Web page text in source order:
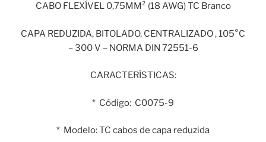
CABO FLEXÍVEL 0,75MM² (18 AWG) TC Branco
CAPA REDUZIDA, BITOLADO, CENTRALIZADO , 105°C
– 300 V – NORMA DIN 72551-6
CARACTERÍSTICAS:
* Código: C0075-9
* Modelo: TC cabos de capa reduzida